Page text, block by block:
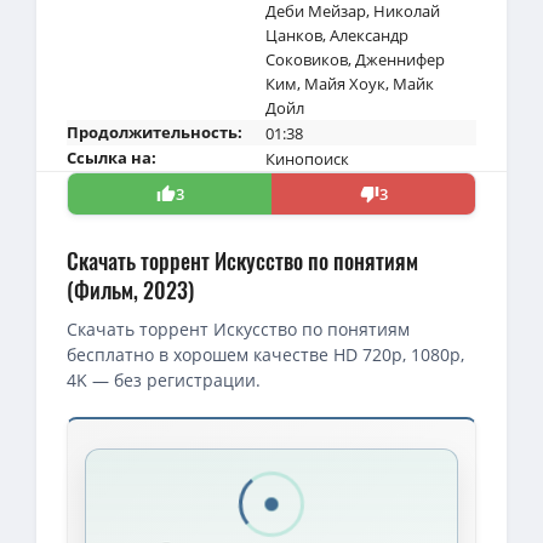
Деби Мейзар, Николай
Цанков,Александр
Соковиков,Дженнифер
Ким, Майя Хоук, Майк
Дойл
Продолжительность:
01:38
Ссылка на:
Кинопоиск
3
3
Скачать торрент Искусство по понятиям
(Фильм, 2023)
Скачать торрент Искусство по понятиям
бесплатно в хорошем качестве HD 720p, 1080p,
4K — без регистрации.
Скачать торрент — Искусство по понятиям / The Kill Room
Искусство по понятиям / The Kill Room (Николь Паон / Nicol
1080p — Искусство по понятиям / The Kill Room (Николь